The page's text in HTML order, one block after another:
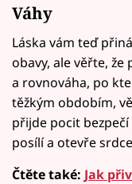
Váhy
Láska vám teď
obavy, ale věřte,
a rovnováha, po
těžkým obdobím,
přijde pocit
posílí a otevře
Čtěte také: Jak